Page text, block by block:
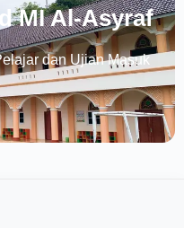
MI Al-Asyraf
dan Ujian Masuk